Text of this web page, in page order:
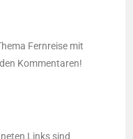
Fernreise mit
Kommentaren!
Links sind